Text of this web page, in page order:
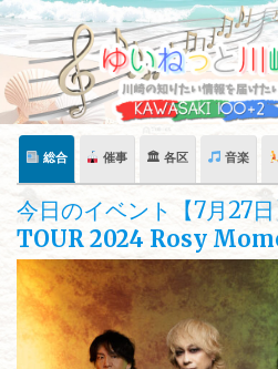
Skip
content
総合 催事 🏛 各区 音楽
今日のイベント【7月27日
TOUR 2024 Rosy